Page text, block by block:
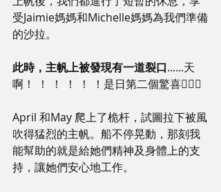
受Jaimie媽媽和Michelle媽媽為我們準備
的沙拉。
此時，主帆上被發現有一道裂口......天
啊！ ！ ！ ！ ！ ！是日第二個驚喜💁🏻‍♀️
April 和May 爬上了桅杆，試圖拉下被風
吹得猛烈的主帆。船不停晃動，那刻我
能幫助的就是給她們精神及身體上的支
持，讓她們安心地工作。